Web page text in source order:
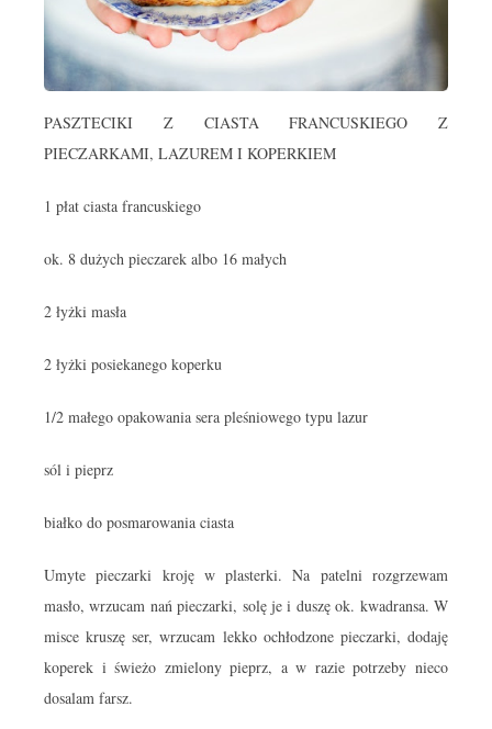
PASZTECIKI Z CIASTA FRANCUSKIEGO Z
PIECZARKAMI, LAZUREM I KOPERKIEM
1 płat ciasta francuskiego
ok. 8 dużych pieczarek albo 16 małych
2 łyżki masła
2 łyżki posiekanego koperku
1/2 małego opakowania sera pleśniowego typu lazur
sól i pieprz
białko do posmarowania ciasta
Umyte pieczarki kroję w plasterki. Na patelni rozgrzewam
masło, wrzucam nań pieczarki, solę je i duszę ok. kwadransa. W
misce kruszę ser, wrzucam lekko ochłodzone pieczarki, dodaję
koperek i świeżo zmielony pieprz, a w razie potrzeby nieco
dosalam farsz.